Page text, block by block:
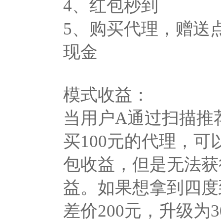
4、红包秒到
5、购买代理，赠送
现金
模式收益：
当用户A通过扫描
买100元的代理，可
包收益，但是无法
益。如果想拿到四
差价200元，升级为